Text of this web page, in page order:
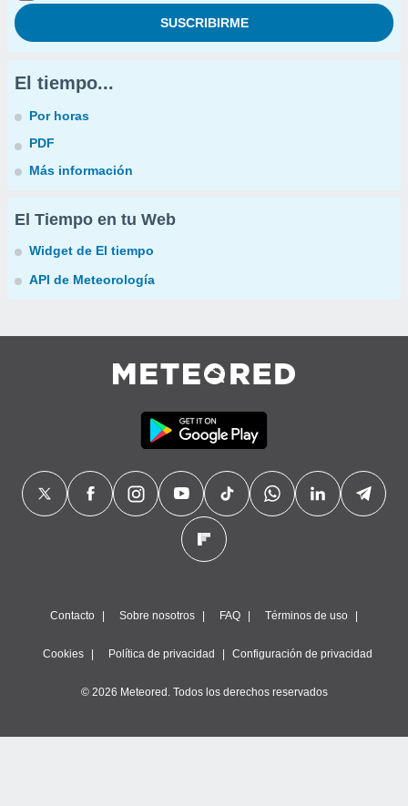
El tiempo...
Por horas
PDF
Más información
El Tiempo en tu Web
Widget de El tiempo
API de Meteorología
Contacto Sobre nosotros FAQ Términos de uso
Cookies Política de privacidad Configuración de privacidad
© 2026 Meteored. Todos los derechos reservados